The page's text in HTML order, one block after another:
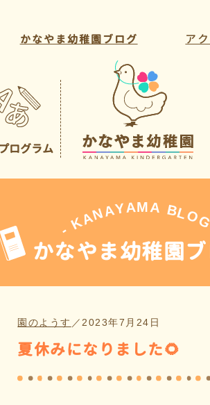
かなやま幼稚園ブログ ア
ログラム
- KANAYAMA BLOG
かなやま幼稚園
園のようす ／ 2023年7月24日
夏休みになりました🌻